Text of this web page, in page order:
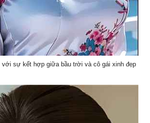
với sự kết hợp giữa bầu trời và cô gái xinh đẹp